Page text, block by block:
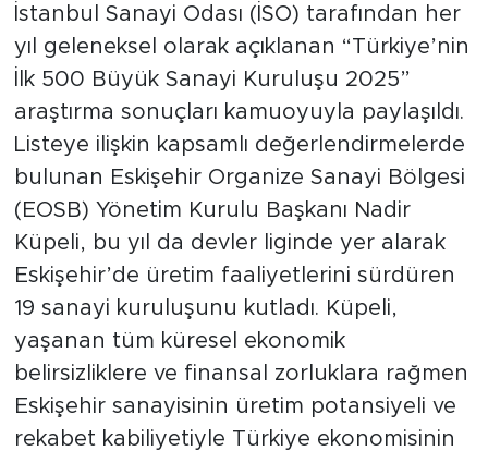
İstanbul Sanayi Odası (İSO) tarafından her
yıl geleneksel olarak açıklanan “Türkiye’nin
İlk 500 Büyük Sanayi Kuruluşu 2025”
araştırma sonuçları kamuoyuyla paylaşıldı.
Listeye ilişkin kapsamlı değerlendirmelerde
bulunan Eskişehir Organize Sanayi Bölgesi
(EOSB) Yönetim Kurulu Başkanı Nadir
Küpeli, bu yıl da devler liginde yer alarak
Eskişehir’de üretim faaliyetlerini sürdüren
19 sanayi kuruluşunu kutladı. Küpeli,
yaşanan tüm küresel ekonomik
belirsizliklere ve finansal zorluklara rağmen
Eskişehir sanayisinin üretim potansiyeli ve
rekabet kabiliyetiyle Türkiye ekonomisinin